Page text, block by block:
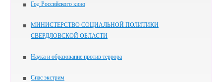
Год Российского кино
МИНИСТЕРСТВО СОЦИАЛЬНОЙ ПОЛИТИКИ
СВЕРДЛОВСКОЙ ОБЛАСТИ
Наука и образование против террора
Спас экстрим